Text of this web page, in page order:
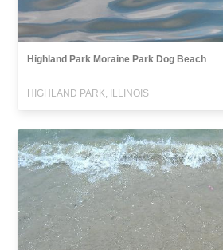
Highland Park Moraine Park Dog Beach
HIGHLAND PARK, ILLINOIS